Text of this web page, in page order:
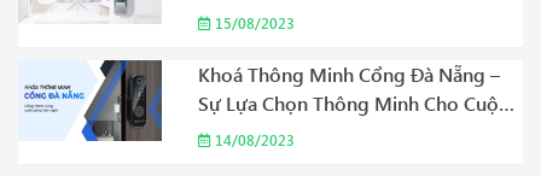
Năm 2023
15/08/2023
Khoá Thông Minh Cổng Đà Nẵng –
Sự Lựa Chọn Thông Minh Cho Cuộc
Sống Hiện Đại Năm 2023
14/08/2023